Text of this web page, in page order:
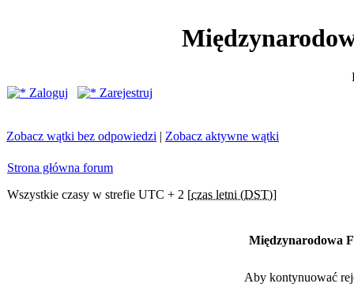
Zaloguj
Zarejestruj
Zobacz wątki bez odpowiedzi | Zobacz aktywne wątki
Strona główna forum
Wszystkie czasy w strefie UTC + 2 [czas letni (DST)]
Międzynarodowa
Aby kontynuować